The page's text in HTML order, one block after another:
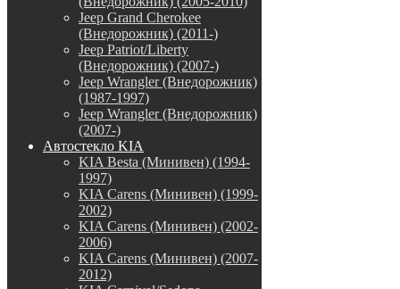
Jeep Grand Cherokee
(Внедорожник) (2011-)
Jeep Patriot/Liberty
(Внедорожник) (2007-)
Jeep Wrangler (Внедорожник)
(1987-1997)
Jeep Wrangler (Внедорожник)
(2007-)
Автостекло KIA
KIA Besta (Минивен) (1994-
1997)
KIA Carens (Минивен) (1999-
2002)
KIA Carens (Минивен) (2002-
2006)
KIA Carens (Минивен) (2007-
2012)